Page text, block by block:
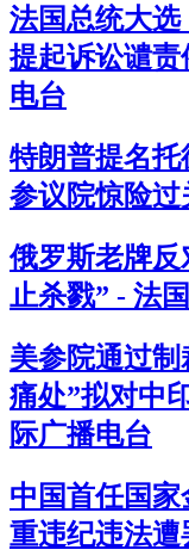
法国总统大
提起诉讼谴
电台
特朗普提名托
参议院惊险过
俄罗斯老牌
止杀戮” - 法
美参院通过
痛处”拟对中
际广播电台
中国首任国
重违纪违法遭